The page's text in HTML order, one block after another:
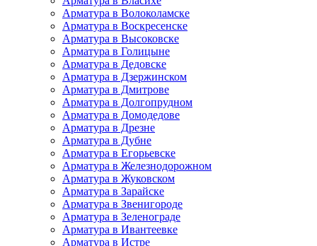
Арматура в Волоколамске
Арматура в Воскресенске
Арматура в Высоковске
Арматура в Голицыне
Арматура в Дедовске
Арматура в Дзержинском
Арматура в Дмитрове
Арматура в Долгопрудном
Арматура в Домодедове
Арматура в Дрезне
Арматура в Дубне
Арматура в Егорьевске
Арматура в Железнодорожном
Арматура в Жуковском
Арматура в Зарайске
Арматура в Звенигороде
Арматура в Зеленограде
Арматура в Ивантеевке
Арматура в Истре